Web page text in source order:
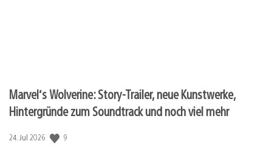
Marvel‘s Wolverine: Story-Trailer, neue Kunstwerke,
Hintergründe zum Soundtrack und noch viel mehr
Veröffentlichungsdatum:
24. Jul 2026 9